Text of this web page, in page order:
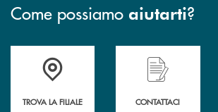
Come possiamo aiutarti?
Accedi all' elenco completo&nbsp;
TROVA LA FILIALE
Hai bisogno di
CONTATTACI